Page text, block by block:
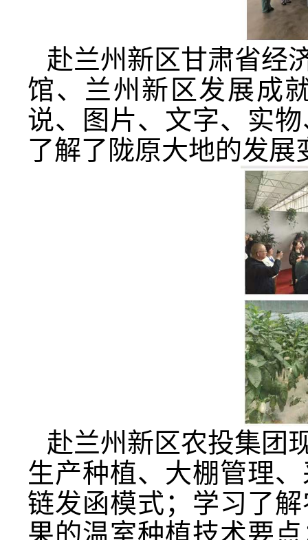
赴兰州新区甘肃省经
馆、兰州新区发展成
说、图片、文字、实
了解了陇原大地的发展
赴兰州新区农投集团
生产种植、大棚管理
链发函模式；学习了
果的温室种植技术要